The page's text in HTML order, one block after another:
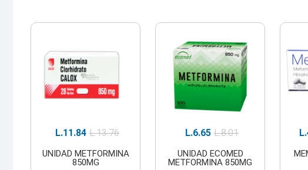
L.13.76
L.11.84
UNIDAD METFORMINA
850MG
L.8.01
L.6.65
UNIDAD ECOMED
METFORMINA 850MG
L.